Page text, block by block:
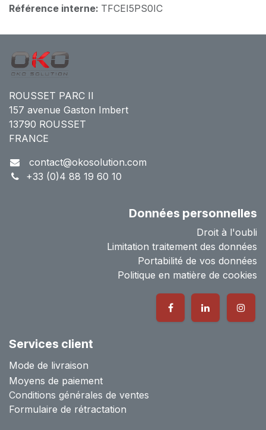
Référence interne: TFCEI5PS0IC
ROUSSET PARC II
157 avenue Gaston Imbert
13790 ROUSSET
FRANCE
contact@okosolution.com
+33 (0)4 88 19 60 10
Données personnelles
Droit à l'oubli
Limitation traitement des données
Portabilité de vos données
Politique en matière de cookies
Services client
Mode de livraison
Moyens de paiement
Conditions générales de ventes
Formulaire de rétractation